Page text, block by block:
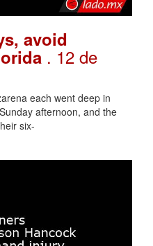
avoid
. 12 de
each went deep in
afternoon, and the
six-